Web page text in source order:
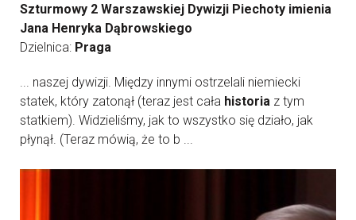
Szturmowy 2 Warszawskiej Dywizji Piechoty imienia
Jana Henryka Dąbrowskiego
Dzielnica: Praga
... naszej dywizji. Między innymi ostrzelali niemiecki
statek, który zatonął (teraz jest cała historia z tym
statkiem). Widzieliśmy, jak to wszystko się działo, jak
płynął. (Teraz mówią, że to b ...